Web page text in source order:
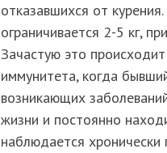
отказавшихся от
ограничивается 2-5 кг,
Зачастую это
иммунитета, когда
возникающих
жизни и постоянно
наблюдается